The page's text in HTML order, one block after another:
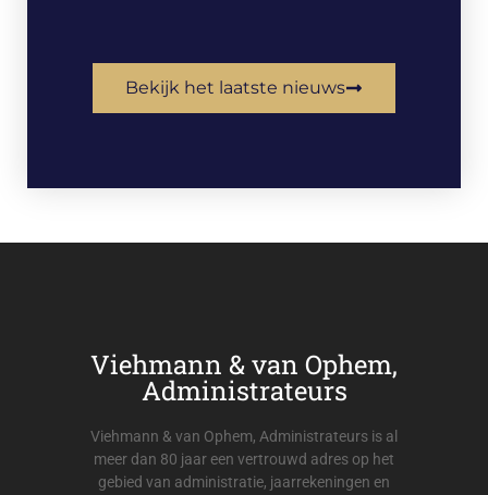
Bekijk het laatste nieuws
Viehmann & van Ophem,
Administrateurs
Viehmann & van Ophem, Administrateurs is al
meer dan 80 jaar een vertrouwd adres op het
gebied van administratie, jaarrekeningen en